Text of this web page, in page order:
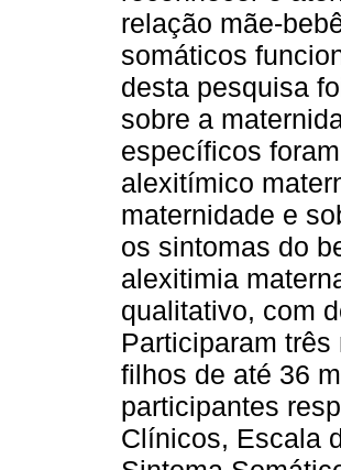
relação mãe-
somáticos
desta pesquisa
sobre a
específicos
alexitímico
maternidade e
os sintomas do
alexitimia
qualitativo, com
Participaram
filhos de até 36
participantes
Clínicos, Escala